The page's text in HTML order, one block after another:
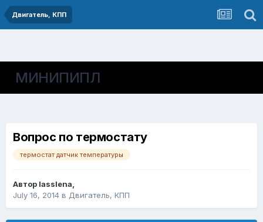
Двигатель, КПП
МИНИПИПЛ
Вопрос по термостату
термостат датчик температуры
Автор lasslena,
July 16, 2014 в Двигатель, КПП